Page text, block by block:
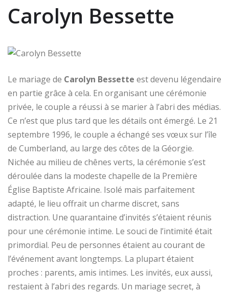
Carolyn Bessette
Le mariage de Carolyn Bessette est devenu légendaire
en partie grâce à cela. En organisant une cérémonie
privée, le couple a réussi à se marier à l’abri des médias.
Ce n’est que plus tard que les détails ont émergé. Le 21
septembre 1996, le couple a échangé ses vœux sur l’île
de Cumberland, au large des côtes de la Géorgie.
Nichée au milieu de chênes verts, la cérémonie s’est
déroulée dans la modeste chapelle de la Première
Église Baptiste Africaine. Isolé mais parfaitement
adapté, le lieu offrait un charme discret, sans
distraction. Une quarantaine d’invités s’étaient réunis
pour une cérémonie intime. Le souci de l’intimité était
primordial. Peu de personnes étaient au courant de
l’événement avant longtemps. La plupart étaient
proches : parents, amis intimes. Les invités, eux aussi,
restaient à l’abri des regards. Un mariage secret, à